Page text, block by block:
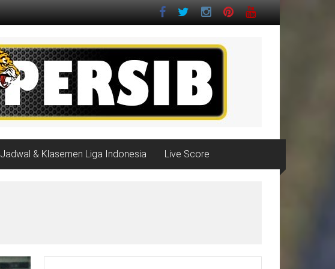
Jadwal & Klasemen Liga Indonesia Live Score